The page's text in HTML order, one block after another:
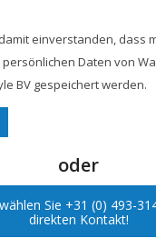
einverstanden, dass
Daten von
BV gespeichert werden.
oder
Sie +31 (0) 493-
direkten Kontakt!